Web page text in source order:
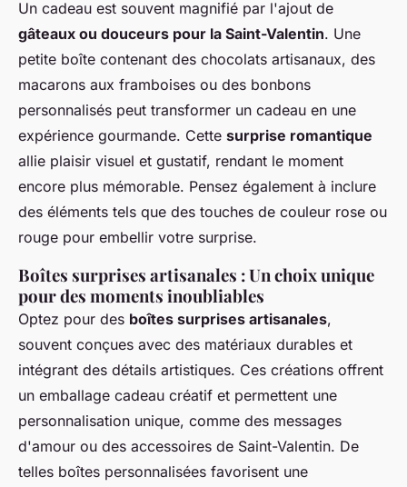
Un cadeau est souvent magnifié par l'ajout de
gâteaux ou douceurs pour la Saint-Valentin. Une
petite boîte contenant des chocolats artisanaux, des
macarons aux framboises ou des bonbons
personnalisés peut transformer un cadeau en une
expérience gourmande. Cette surprise romantique
allie plaisir visuel et gustatif, rendant le moment
encore plus mémorable. Pensez également à inclure
des éléments tels que des touches de couleur rose ou
rouge pour embellir votre surprise.
Boîtes surprises artisanales : Un choix unique
pour des moments inoubliables
Optez pour des boîtes surprises artisanales,
souvent conçues avec des matériaux durables et
intégrant des détails artistiques. Ces créations offrent
un emballage cadeau créatif et permettent une
personnalisation unique, comme des messages
d'amour ou des accessoires de Saint-Valentin. De
telles boîtes personnalisées favorisent une